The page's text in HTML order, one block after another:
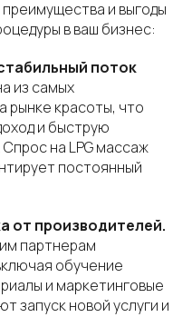
и выгоды
в ваш бизнес:
поток
из самых
рынке красоты, что
и быструю
на LPG массаж
постоянный
от производителей.
партнерам
обучение
и маркетинговые
запуск новой услуги и